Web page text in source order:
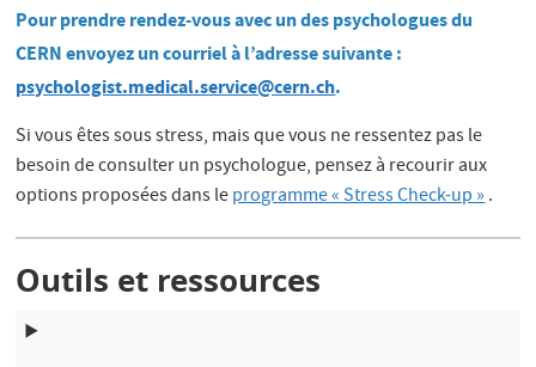
Pour prendre rendez-vous avec un des psychologues du
CERN envoyez un courriel à l’adresse suivante :
psychologist.medical.service@cern.ch.
Si vous êtes sous stress, mais que vous ne ressentez pas le
besoin de consulter un psychologue, pensez à recourir aux
options proposées dans leprogramme « Stress Check-up ».
Outils et ressources